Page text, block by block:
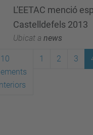
L'EETAC menció
Castelldefels 2013
Ubicat a news
10
1 2 3